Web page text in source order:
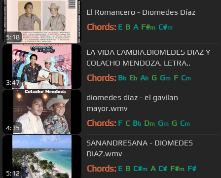
5:18
El Romancero - Diomedes Díaz
Chords: E B A F#m C#m
3:47
LA VIDA CAMBIA.DIOMEDES DIAZ Y
COLACHO MENDOZA. LETRA..
Chords: Bb Eb Ab G Gm F Cm
4:35
diomedes diaz - el gavilan
mayor.wmv
Chords: F C Bb Dm Gm G Cm
5:12
SANANDRESANA - DIOMEDES
DIAZ.wmv
Chords: E B C#m A C# F#m F#